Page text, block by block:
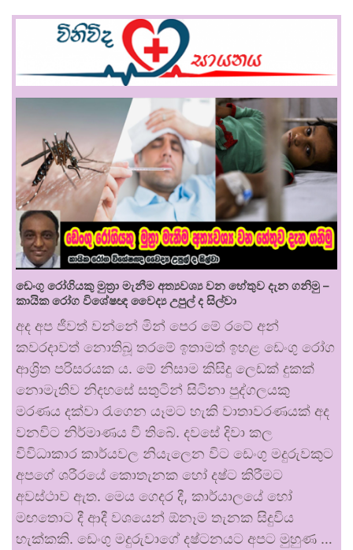
ඩෙංගු රෝගියකු ⁣මුත්‍රා මැනීම අත්‍යවශ්‍ය වන හේතුව දැන ගනිමු –
කායික රෝග විශේෂඥ වෛද්‍ය උපුල් ද සිල්වා
අද අප ජීවත් වන්නේ මින් පෙර මේ රටේ අන්
කවරදාවත් නොතිබූ තරමේ ඉතාමත් ඉහළ ඩෙංගු රෝග
ආශ්‍රිත පරිසරයක ය. මේ නිසාම කිසිදු ලෙඩක් දුකක්
නොමැතිව නිදහසේ සතුටින් සිටිනා පුද්ගලයකු
මරණය දක්වා රැගෙන යෑමට හැකි වාතාවරණයක් අද
වනවිට නිර්මාණය වී තිබේ. දවසේ දිවා කල
විවිධාකාර කාර්යවල නියැලෙන විට ඩෙංගු මදුරුවකුට
අපගේ ශරීරයේ කොතැනක හෝ දෂ්ට කිරීමට
අවස්ථාව ඇත. මෙය ගෙදර දී, කාර්යාලයේ හෝ
මඟතොට දී ආදී වශයෙන් ඕනෑම තැනක සිදුවිය
හැක්කකි. ඩෙංගු මදුරුවාගේ දෂ්ටනයට අපට මුහුණ …